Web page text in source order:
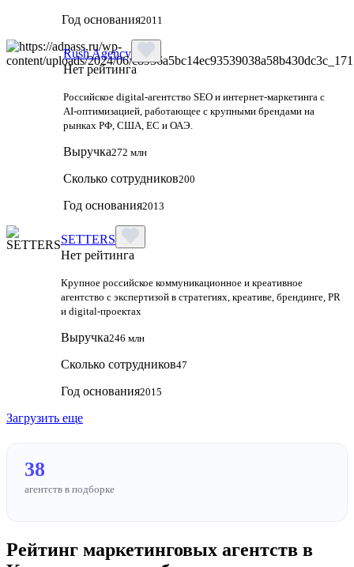
Год основания2011
Rush Agency
Нет рейтинга
Российское digital‑агентство SEO и интернет‑маркетинга с
AI‑оптимизацией, работающее с крупными брендами на
рынках РФ, США, ЕС и ОАЭ.
Выручка272 млн
Сколько сотрудников200
Год основания2013
SETTERS
Нет рейтинга
Крупное российское коммуникационное и креативное
агентство с экспертизой в стратегиях, креативе, брендинге, PR
и digital‑проектах
Выручка246 млн
Сколько сотрудников47
Год основания2015
Загрузить еще
38
агентств в подборке
Рейтинг маркетинговых агентств в